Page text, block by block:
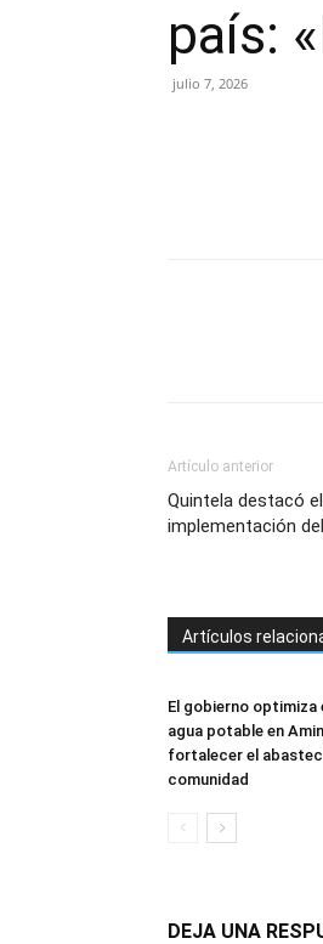
país:
julio 7, 2026
Artículo anterior
Quintela destacó
implementación
Artículos
El gobierno optimiza
agua potable en
fortalecer el
comunidad
DEJA UNA